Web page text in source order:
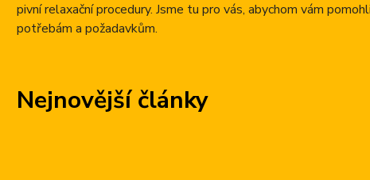
pivní relaxační procedury. Jsme tu pro vás, abychom vám
potřebám a požadavkům.
Nejnovější články